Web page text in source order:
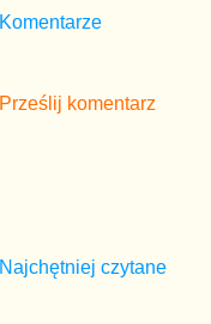
Komentarze
Prześlij komentarz
Najchętniej czytane